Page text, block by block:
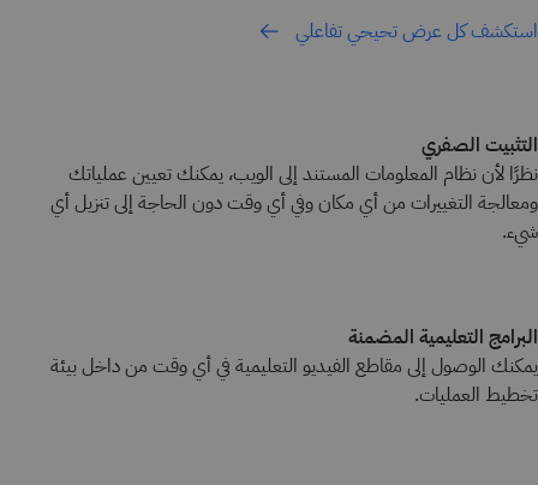
استكشف كل عرض تحيحي تفاعلي
التثبيت الصفري
نظرًا لأن نظام المعلومات المستند إلى الويب، يمكنك تعيين عملياتك
ومعالجة التغييرات من أي مكان وفي أي وقت دون الحاجة إلى تنزيل أي
شيء.
البرامج التعليمية المضمنة
يمكنك الوصول إلى مقاطع الفيديو التعليمية في أي وقت من داخل بيئة
تخطيط العمليات.